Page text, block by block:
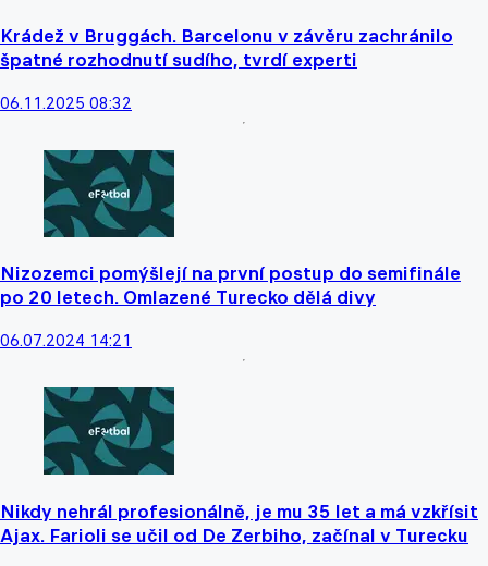
Krádež v Bruggách. Barcelonu v závěru zachránilo
špatné rozhodnutí sudího, tvrdí experti
06.11.2025 08:32
Nizozemci pomýšlejí na první postup do semifinále
po 20 letech. Omlazené Turecko dělá divy
06.07.2024 14:21
Nikdy nehrál profesionálně, je mu 35 let a má vzkřísit
Ajax. Farioli se učil od De Zerbiho, začínal v Turecku